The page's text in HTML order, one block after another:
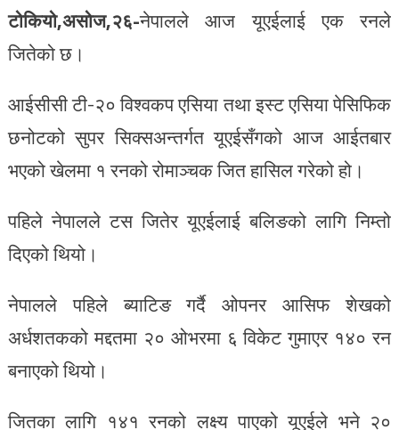
टोकियो,असोज,२६-नेपालले आज यूएईलाई एक रनले
जितेको छ।
आईसीसी टी-२० विश्वकप एसिया तथा इस्ट एसिया पेसिफिक
छनोटको सुपर सिक्सअन्तर्गत यूएईसँगको आज आईतबार
भएको खेलमा १ रनको रोमाञ्चक जित हासिल गरेको हो।
पहिले नेपालले टस जितेर यूएईलाई बलिङको लागि निम्तो
दिएको थियो।
नेपालले पहिले ब्याटिङ गर्दै ओपनर आसिफ शेखको
अर्धशतकको मद्दतमा २० ओभरमा ६ विकेट गुमाएर १४० रन
बनाएको थियो।
जितका लागि १४१ रनको लक्ष्य पाएको यूएईले भने २०